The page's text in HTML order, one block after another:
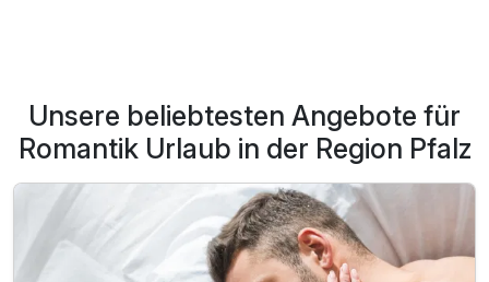
den Donnersberg bestens aufgehoben. Die leicht hügelige
Landschaft mit ihren kleinen Wäldern ist das Pendant zum
Trubel in der Großstadt und für einen romantischen Urlaub
zu zweit genau richtig. Der Naturpark Pfälzer Wald lädt mit
einem Netz an gut ausgebauten Wanderwegen zu
ausgedehnten Spaziergängen und Wanderungen ein. In
der unberührten Landschaft mit ihren zahlreichen einsamen
Unsere beliebtesten Angebote für
Romantik Urlaub in der Region Pfalz